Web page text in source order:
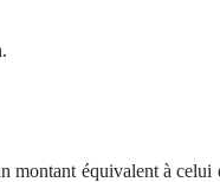
montant équivalent à